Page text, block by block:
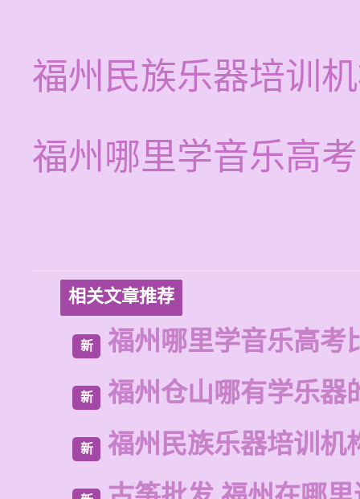
福州民族乐器培训
福州哪里学音乐高
相关文章推荐
新 福州哪里学音乐高考
新 福州仓山哪有学乐器
新 福州民族乐器培训机